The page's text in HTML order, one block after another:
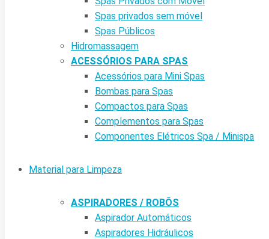
Spas privados sem móvel
Spas Públicos
Hidromassagem
ACESSÓRIOS PARA SPAS
Acessórios para Mini Spas
Bombas para Spas
Compactos para Spas
Complementos para Spas
Componentes Elétricos Spa / Minispa
Material para Limpeza
ASPIRADORES / ROBÔS
Aspirador Automáticos
Aspiradores Hidráulicos